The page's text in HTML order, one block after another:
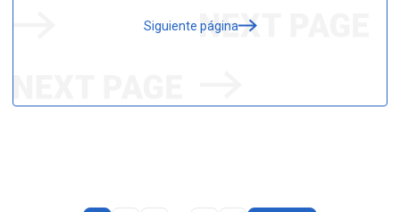
Siguiente página